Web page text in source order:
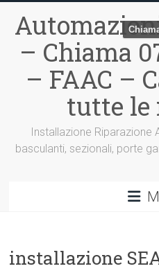
contenuto– Chiama
– FAAC –
tutte le
Installazione Riparazione
basculanti, sezionali, porte
installazione